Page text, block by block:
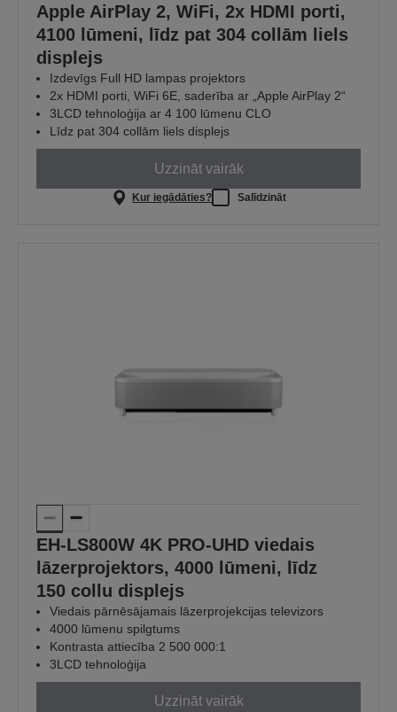
Apple AirPlay 2, WiFi, 2x HDMI porti,
4100 lūmeni, līdz pat 304 collām liels
displejs
Izdevīgs Full HD lampas projektors
2x HDMI porti, WiFi 6E, saderība ar „Apple AirPlay 2“
3LCD tehnoloģija ar 4 100 lūmenu CLO
Līdz pat 304 collām liels displejs
Uzzināt vairāk
Kur iegādāties? Salīdzināt
EH-LS800W 4K PRO-UHD viedais
lāzerprojektors, 4000 lūmeni, līdz
150 collu displejs
Viedais pārnēsājamais lāzerprojekcijas televizors
4000 lūmenu spilgtums
Kontrasta attiecība 2 500 000:1
3LCD tehnoloģija
Uzzināt vairāk